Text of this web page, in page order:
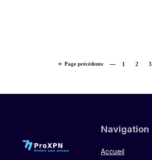
Page précédente 1 2 3
Navigation
Accueil